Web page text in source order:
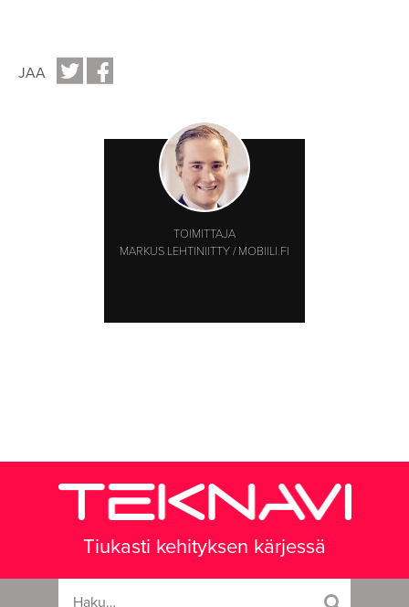
JAA
TOIMITTAJA
MARKUS LEHTINIITTY / MOBIILI.FI
Tiukasti kehityksen kärjessä